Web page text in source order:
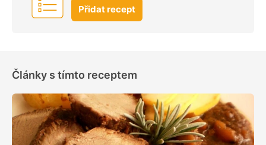
Přidat recept
Články s tímto receptem